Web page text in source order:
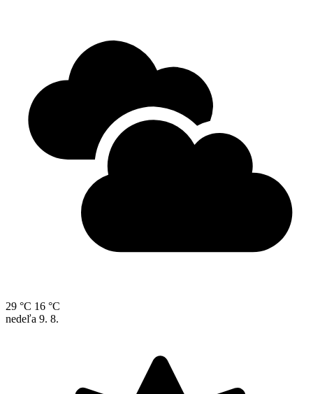
29 °C 16 °C
nedeľa 9. 8.